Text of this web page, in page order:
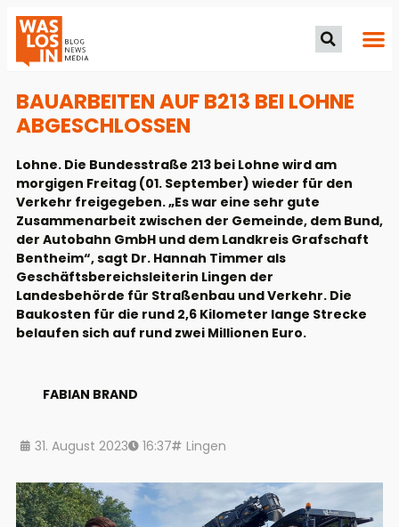
BAUARBEITEN AUF B213 BEI LOHNE
ABGESCHLOSSEN
Lohne. Die Bundesstraße 213 bei Lohne wird am
morgigen Freitag (01. September) wieder für den
Verkehr freigegeben. „Es war eine sehr gute
Zusammenarbeit zwischen der Gemeinde, dem Bund,
der Autobahn GmbH und dem Landkreis Grafschaft
Bentheim“, sagt Dr. Hannah Timmer als
Geschäftsbereichsleiterin Lingen der
Landesbehörde für Straßenbau und Verkehr. Die
Baukosten für die rund 2,6 Kilometer lange Strecke
belaufen sich auf rund zwei Millionen Euro.
FABIAN BRAND
31. August 2023 16:37 Lingen